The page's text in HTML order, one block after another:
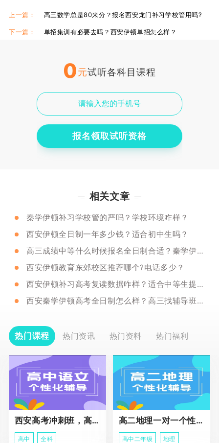
伊顿食宿情况 伊顿单招复读学校 伊顿单招集训课
上一篇： 高三数学总是80来分？报名西安龙门补习学校管用吗?
下一篇： 单招集训有必要去吗？西安伊顿单招怎么样？
0元试听各科目课程
报名领取试听资格
相关文章
秦学伊顿补习学校管的严吗？学校环境咋样？
西安伊顿全日制一年多少钱？适合初中生吗？
高三成绩中等什么时候报名全日制合适？秦学伊顿推荐吗？
西安伊顿教育东郊校区推荐哪个?电话多少？
西安伊顿补习高考复读数据咋样？适合中等生提分吗？
西安秦学伊顿高考全日制怎么样？高三找辅导班需要注意什么？
热门课程 热门资讯 热门资料 热门福利
西安高考冲刺班，高三全科辅导
高中 全科
高二地理一对一个性化冲刺辅导课程
高中二年级 地理